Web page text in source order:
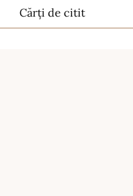
Cărți de citit